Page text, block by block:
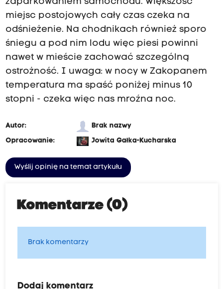
miejsc postojowych cały czas czeka na
odśnieżenie. Na chodnikach również sporo
śniegu a pod nim lodu więc piesi powinni
nawet w mieście zachować szczególną
ostrożność. I uwaga: w nocy w Zakopanem
temperatura ma spaść poniżej minus 10
stopni - czeka więc nas mroźna noc.
Autor:
Brak nazwy
Opracowanie:
Jowita Gałka-Kucharska
Wyślij opinię na temat artykułu
Komentarze (0)
Brak komentarzy
Dodaj komentarz